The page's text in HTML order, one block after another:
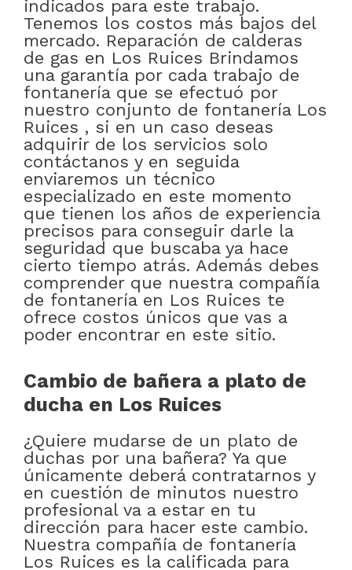
indicados para este trabajo.
Tenemos los costos más bajos del
mercado. Reparación de calderas
de gas en Los Ruices Brindamos
una garantía por cada trabajo de
fontanería que se efectuó por
nuestro conjunto de fontanería Los
Ruices , si en un caso deseas
adquirir de los servicios solo
contáctanos y en seguida
enviaremos un técnico
especializado en este momento
que tienen los años de experiencia
precisos para conseguir darle la
seguridad que buscaba ya hace
cierto tiempo atrás. Además debes
comprender que nuestra compañía
de fontanería en Los Ruices te
ofrece costos únicos que vas a
poder encontrar en este sitio.
Cambio de bañera a plato de
ducha en Los Ruices
¿Quiere mudarse de un plato de
duchas por una bañera? Ya que
únicamente deberá contratarnos y
en cuestión de minutos nuestro
profesional va a estar en tu
dirección para hacer este cambio.
Nuestra compañía de fontanería
Los Ruices es la calificada para